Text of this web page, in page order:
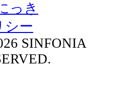
っき
シー
SINFONIA